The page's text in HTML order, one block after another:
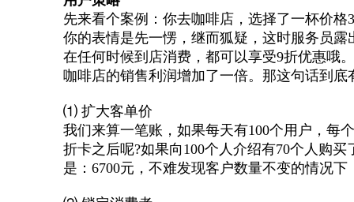
先来看个案例：你去咖啡店，选择了一杯价
你的表情是先一愣，继而狐疑，这时服务员
在任何时候到店消费，都可以享受9折优惠哦
咖啡店的销售利润增加了一倍。那这句话到底
⑴ 扩大客单价
我们来算一笔账，如果每天有100个用户，每
折卡之后呢?如果向100个人介绍有70个人购
是：6700元，不难发现客户数量不变的情况